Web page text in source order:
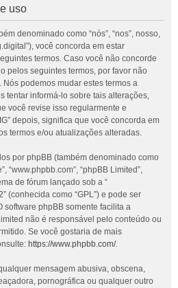
uso
denominado como “nós”, “nos”, nosso,
você concorda em estar
termos. Caso você não concorde
pelos seguintes termos, por favor não
Nós podemos mudar estes termos a
tentar informá-lo sobre tais alterações,
você revise isso regularmente e
depois, significa que você concorda em
termos e/ou atualizações alteradas.
por phpBB (também denominado como
“www.phpbb.com”, “phpBB Limited”,
de fórum lançado sob a “
” (conhecida como “GPL”) e pode ser
software phpBB somente facilita a
não é responsável pelo conteúdo ou
Se você gostaria de mais
https://www.phpbb.com/.
mensagem abusiva, obscena,
pornográfica ou qualquer outro